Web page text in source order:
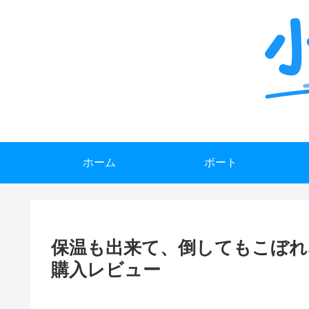
ホーム ボート
保温も出来て、倒してもこぼ
購入レビュー